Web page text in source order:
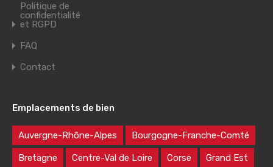
Politique de
confidentialité
et RGPD
FAQ
Contact
Emplacements de bien
Auvergne-Rhône-Alpes Bourgogne-Franche-Comté
Bretagne Centre-Val de Loire Corse Grand Est